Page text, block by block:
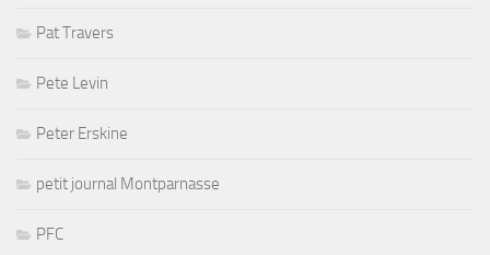
Pat Travers
Pete Levin
Peter Erskine
petit journal Montparnasse
PFC